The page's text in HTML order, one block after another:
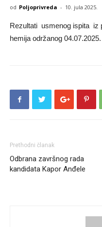
od Poljoprivreda - 10. jula 2025.
Rezultati usmenog ispita iz
hemija održanog
Prethodni članak
Odbrana završnog rada
kandidata Kapor Anđele